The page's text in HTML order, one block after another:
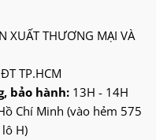
XUẤT THƯƠNG MẠI VÀ
TP.HCM
bảo hành:13H - 14H
Chí Minh (vào hẻm 575
H)